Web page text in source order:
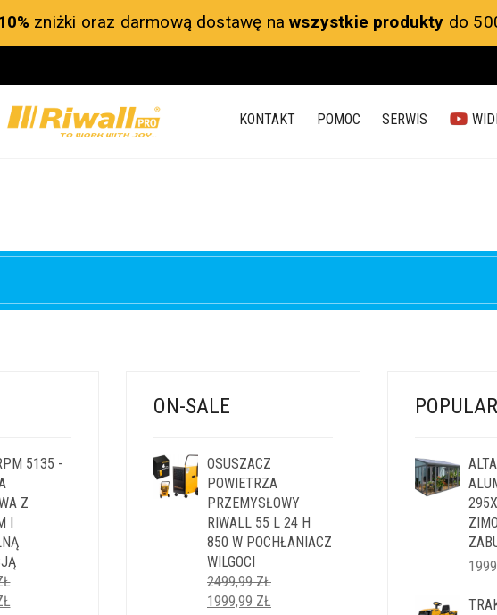
10% zniżki oraz darmową dostawę nawszystkie produkty do
KONTAKT POMOC SERWIS
5135 -
Z
I
AKTUALNA
ON-SALE
OSUSZACZ
POWIETRZA
PRZEMYSŁOWY
RIWALL 55 L 24 H
850 W POCHŁANIACZ
WILGOCI
2499,99ZŁ
PIERWOTNA
1999,99 ZŁ